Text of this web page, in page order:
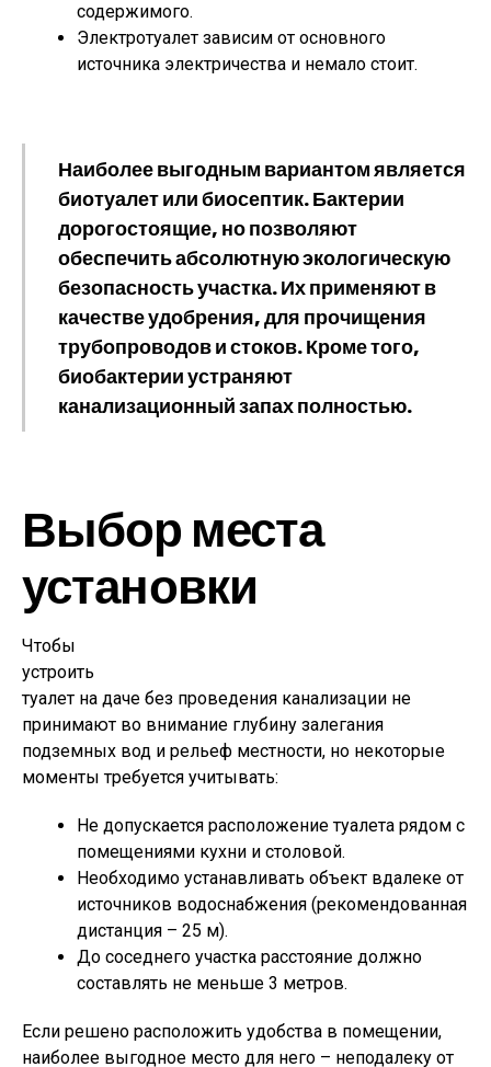
содержимого.
Электротуалет зависим от основного
источника электричества и немало стоит.
Наиболее выгодным вариантом является
биотуалет или биосептик. Бактерии
дорогостоящие, но позволяют
обеспечить абсолютную экологическую
безопасность участка. Их применяют в
качестве удобрения, для прочищения
трубопроводов и стоков. Кроме того,
биобактерии устраняют
канализационный запах полностью.
Выбор места
установки
Чтобы
устроить
туалет на даче без проведения канализации не
принимают во внимание глубину залегания
подземных вод и рельеф местности, но некоторые
моменты требуется учитывать:
Не допускается расположение туалета рядом с
помещениями кухни и столовой.
Необходимо устанавливать объект вдалеке от
источников водоснабжения (рекомендованная
дистанция – 25 м).
До соседнего участка расстояние должно
составлять не меньше 3 метров.
Если решено расположить удобства в помещении,
наиболее выгодное место для него – неподалеку от